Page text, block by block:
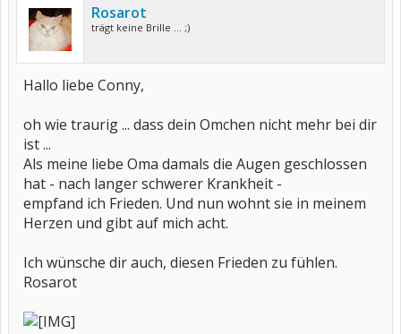
Rosarot
trägt keine Brille ... ;)
Hallo liebe Conny,
oh wie traurig ... dass dein Omchen nicht mehr bei dir
ist ...
Als meine liebe Oma damals die Augen geschlossen
hat - nach langer schwerer Krankheit -
empfand ich Frieden. Und nun wohnt sie in meinem
Herzen und gibt auf mich acht.
Ich wünsche dir auch, diesen Frieden zu fühlen.
Rosarot